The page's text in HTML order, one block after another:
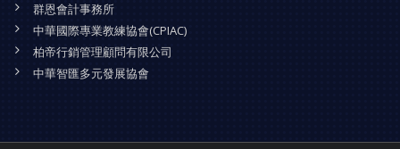
群恩會計事務所
中華國際專業教練協會(CPIAC)
柏帝行銷管理顧問有限公司
中華智匯多元發展協會